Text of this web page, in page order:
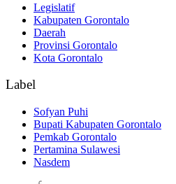
Legislatif
Kabupaten Gorontalo
Daerah
Provinsi Gorontalo
Kota Gorontalo
Label
Sofyan Puhi
Bupati Kabupaten Gorontalo
Pemkab Gorontalo
Pertamina Sulawesi
Nasdem